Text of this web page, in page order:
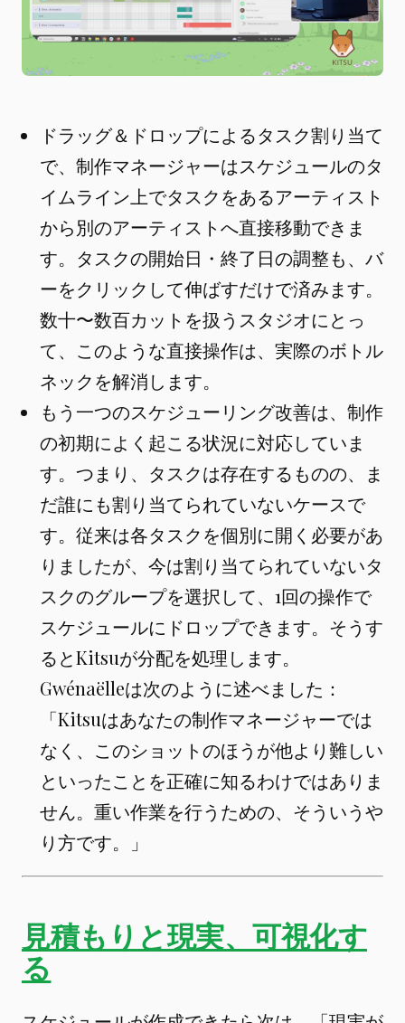
ドラッグ＆ドロップによるタスク割り当て
で、制作マネージャーはスケジュールのタ
イムライン上でタスクをあるアーティスト
から別のアーティストへ直接移動できま
す。タスクの開始日・終了日の調整も、バ
ーをクリックして伸ばすだけで済みます。
数十〜数百カットを扱うスタジオにとっ
て、このような直接操作は、実際のボトル
ネックを解消します。
もう一つのスケジューリング改善は、制作
の初期によく起こる状況に対応していま
す。つまり、タスクは存在するものの、ま
だ誰にも割り当てられていないケースで
す。従来は各タスクを個別に開く必要があ
りましたが、今は割り当てられていないタ
スクのグループを選択して、1回の操作で
スケジュールにドロップできます。そうす
るとKitsuが分配を処理します。
Gwénaëlleは次のように述べました：
「Kitsuはあなたの制作マネージャーでは
なく、このショットのほうが他より難しい
といったことを正確に知るわけではありま
せん。重い作業を行うための、そういうや
り方です。」
見積もりと現実、可視化す
る